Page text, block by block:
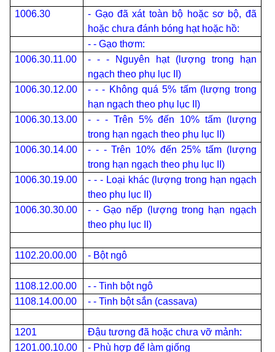
1006.30
- Gạo đã xát toàn bộ hoặc sơ bộ, đã
hoặc chưa đánh bóng hạt hoặc hồ:
- - Gạo thơm:
1006.30.11.00
- - - Nguyên hạt (lượng trong hạn
ngạch theo phụ lục II)
1006.30.12.00
- - - Không quá 5% tấm (lượng trong
hạn ngạch theo phụ lục II)
1006.30.13.00
- - - Trên 5% đến 10% tấm (lượng
trong hạn ngạch theo phụ lục II)
1006.30.14.00
- - - Trên 10% đến 25% tấm (lượng
trong hạn ngạch theo phụ lục II)
1006.30.19.00
- - - Loại khác (lượng trong hạn ngạch
theo phụ lục II)
1006.30.30.00
- - Gạo nếp (lượng trong hạn ngạch
theo phụ lục II)
1102.20.00.00 - Bột ngô
1108.12.00.00
- - Tinh bột ngô
1108.14.00.00
- - Tinh bột sắn (cassava)
1201
Đậu tương đã hoặc chưa vỡ mảnh:
1201.00.10.00
- Phù hợp để làm giống